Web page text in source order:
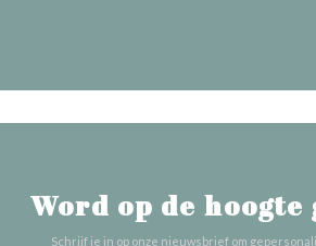
Word op de hoogte
Schrijf je in op onze nieuwsbrief om